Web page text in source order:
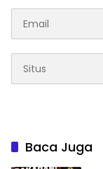
Baca Juga